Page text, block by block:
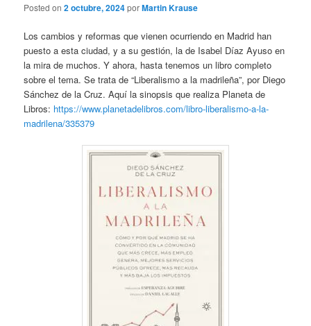
Posted on2 octubre, 2024porMartin Krause
Los cambios y reformas que vienen ocurriendo en Madrid han
puesto a esta ciudad, y a su gestión, la de Isabel Díaz Ayuso en
la mira de muchos. Y ahora, hasta tenemos un libro completo
sobre el tema. Se trata de “Liberalismo a la madrileña”, por Diego
Sánchez de la Cruz. Aquí la sinopsis que realiza Planeta de
Libros: https://www.planetadelibros.com/libro-liberalismo-a-la-
madrilena/335379